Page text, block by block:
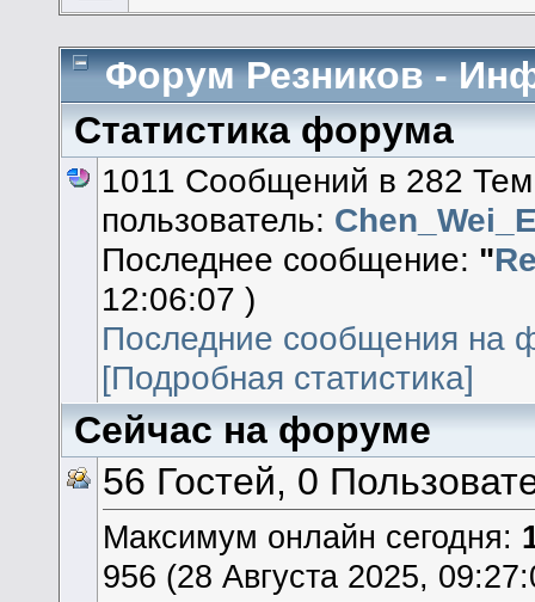
Форум Резников -
Статистика форума
1011 Сообщений в 282
пользователь:
Последнее сообщение: "
12:06:07 )
Последние сообщения на
[Подробная статистика]
Сейчас на форуме
56 Гостей, 0
Максимум онлайн сегодня:
956 (28 Августа 2025,